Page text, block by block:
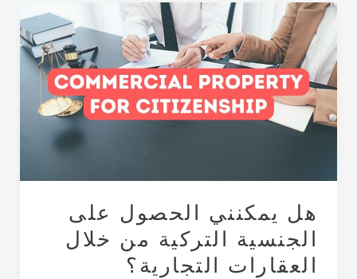
هل يمكنني الحصول على
الجنسية التركية من خلال
العقارات التجارية؟
هل
يمكنني
الحصول
على
الجنسية
التركية
من